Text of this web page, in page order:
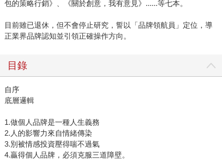
包的策略行銷》、《關於創意，我有意見》......等七本。
目前雖已退休，但不會停止研究，誓以「品牌領航員」定位，導
正業界品牌認知並引領正確操作方向。
目錄
自序
底層邏輯
1.做個人品牌是一種人生義務
2.人的影響力來自情緒傳染
3.別被情感投資壓得喘不過氣
4.贏得個人品牌，必須克服三道障壁。